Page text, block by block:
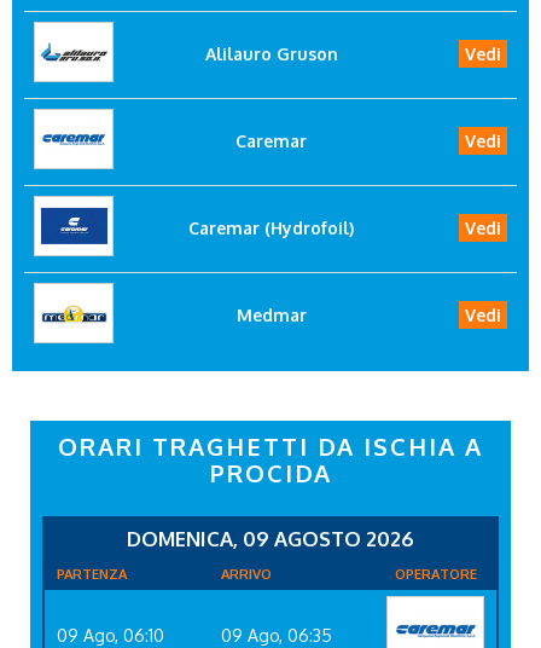
Alilauro Gruson Vedi
Caremar Vedi
Caremar (Hydrofoil) Vedi
Medmar Vedi
ORARI TRAGHETTI DA ISCHIA A
PROCIDA
DOMENICA, 09 AGOSTO 2026
PARTENZA ARRIVO OPERATORE
09 Ago, 06:10 09 Ago, 06:35